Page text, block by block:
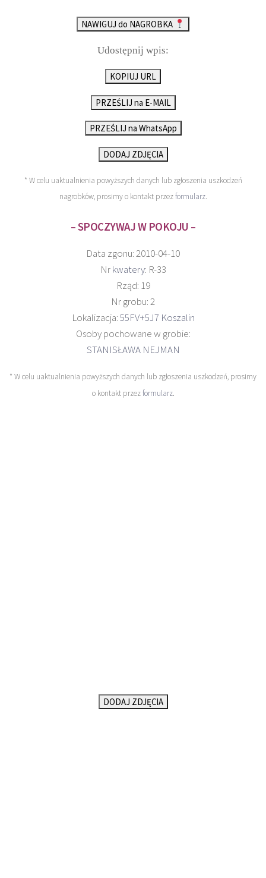
NAWIGUJ do NAGROBKA
Udostępnij wpis:
KOPIUJ URL
PRZEŚLIJ na E-MAIL
PRZEŚLIJ na WhatsApp
DODAJ ZDJĘCIA
* W celu uaktualnienia powyższych danych lub zgłoszenia uszkodzeń
nagrobków, prosimy o kontakt przezformularz.
– SPOCZYWAJ W POKOJU –
Data zgonu: 2010-04-10
Nrkwatery: R-33
Rząd: 19
Nr grobu: 2
Lokalizacja:55FV+5J7 Koszalin
Osoby pochowane w grobie:
STANISŁAWA NEJMAN
* W celu uaktualnienia powyższych danych lub zgłoszenia uszkodzeń, prosimy
o kontakt przezformularz.
DODAJ ZDJĘCIA